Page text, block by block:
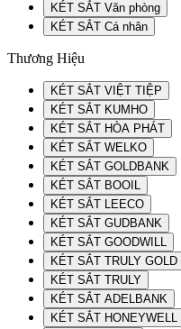
KÉT SẮT Văn phòng
KÉT SẮT Cá nhân
Thương Hiệu
KÉT SẮT VIỆT TIỆP
KÉT SẮT KUMHO
KÉT SẮT HÒA PHÁT
KÉT SẮT WELKO
KÉT SẮT GOLDBANK
KÉT SẮT BOOIL
KÉT SẮT LEECO
KÉT SẮT GUDBANK
KÉT SẮT GOODWILL
KÉT SẮT TRULY GOLD
KÉT SẮT TRULY
KÉT SẮT ADELBANK
KÉT SẮT HONEYWELL